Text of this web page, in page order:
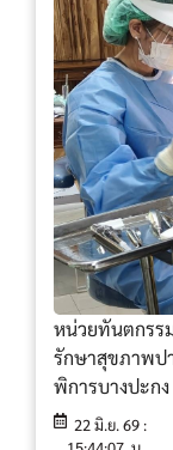
หน่วยทันตกรร
รักษาสุขภาพ
พิการบางปะกง
22 มิ.ย. 69 :